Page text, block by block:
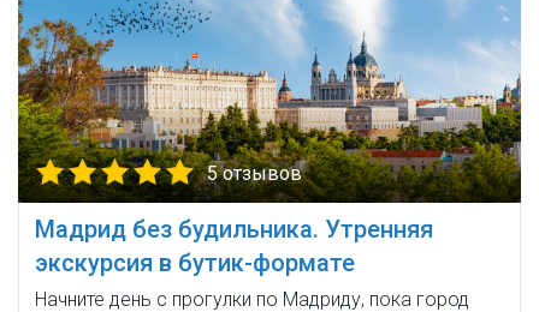
5 отзывов
Мадрид без будильника. Утренняя
экскурсия в бутик-формате
Начните день с прогулки по Мадриду, пока город